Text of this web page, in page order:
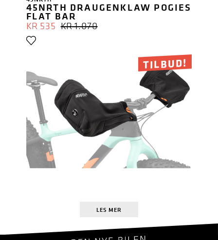
TILBUD!
45NRTH DRAUGENKLAW POGIES
FLAT BAR
KR1.070OPPRINNELIG
KR535
NÅVÆRENDE
LES MER